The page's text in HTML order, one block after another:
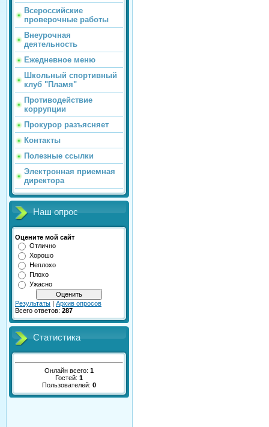
Всероссийские
проверочные работы
Внеурочная
деятельность
Ежедневное меню
Школьный спортивный
клуб "Пламя"
Противодействие
коррупции
Прокурор разъясняет
Контакты
Полезные ссылки
Электронная приемная
директора
Наш опрос
Оцените мой сайт
Отлично
Хорошо
Неплохо
Плохо
Ужасно
Результаты | Архив опросов
Всего ответов: 287
Статистика
Онлайн всего: 1
Гостей: 1
Пользователей: 0